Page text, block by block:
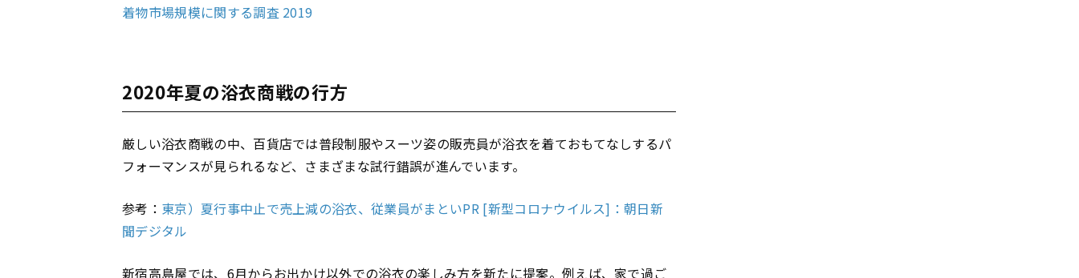
着物市場規模に関する調査 2019
2020年夏の浴衣商戦の行方
厳しい浴衣商戦の中、百貨店では普段制服やスーツ姿の販売員が浴衣を着ておもてなしするパ
フォーマンスが見られるなど、さまざまな試行錯誤が進んでいます。
参考： 東京）夏行事中止で売上減の浴衣、従業員がまといPR [新型コロナウイルス]：朝日新
聞デジタル
新宿高島屋では、6月からお出かけ以外での浴衣の楽しみ方を新たに提案。例えば、家で過ご